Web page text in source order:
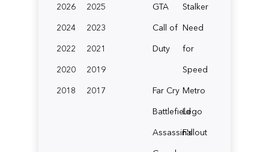
2026
2025
2024
2023
2022
2021
2020
2019
2018
2017
GTA
Stalker
Call of
Duty
Need
for
Speed
Far Cry Metro
BattlefieldLego
Assassin'sFallout